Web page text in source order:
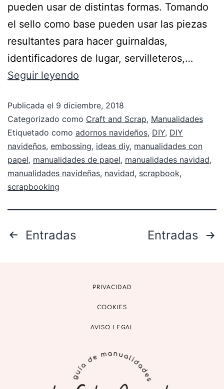
pueden usar de distintas formas. Tomando
el sello como base pueden usar las piezas
resultantes para hacer guirnaldas,
identificadores de lugar, servilleteros,…
Seguir leyendo
Publicada el 9 diciembre, 2018
Categorizado como Craft and Scrap, Manualidades
Etiquetado como adornos navideños, DIY, DIY
navideños, embossing, ideas diy, manualidades con
papel, manualidades de papel, manualidades navidad,
manualidades navideñas, navidad, scrapbook,
scrapbooking
Entradas Entradas
PRIVACIDAD
COOKIES
AVISO LEGAL